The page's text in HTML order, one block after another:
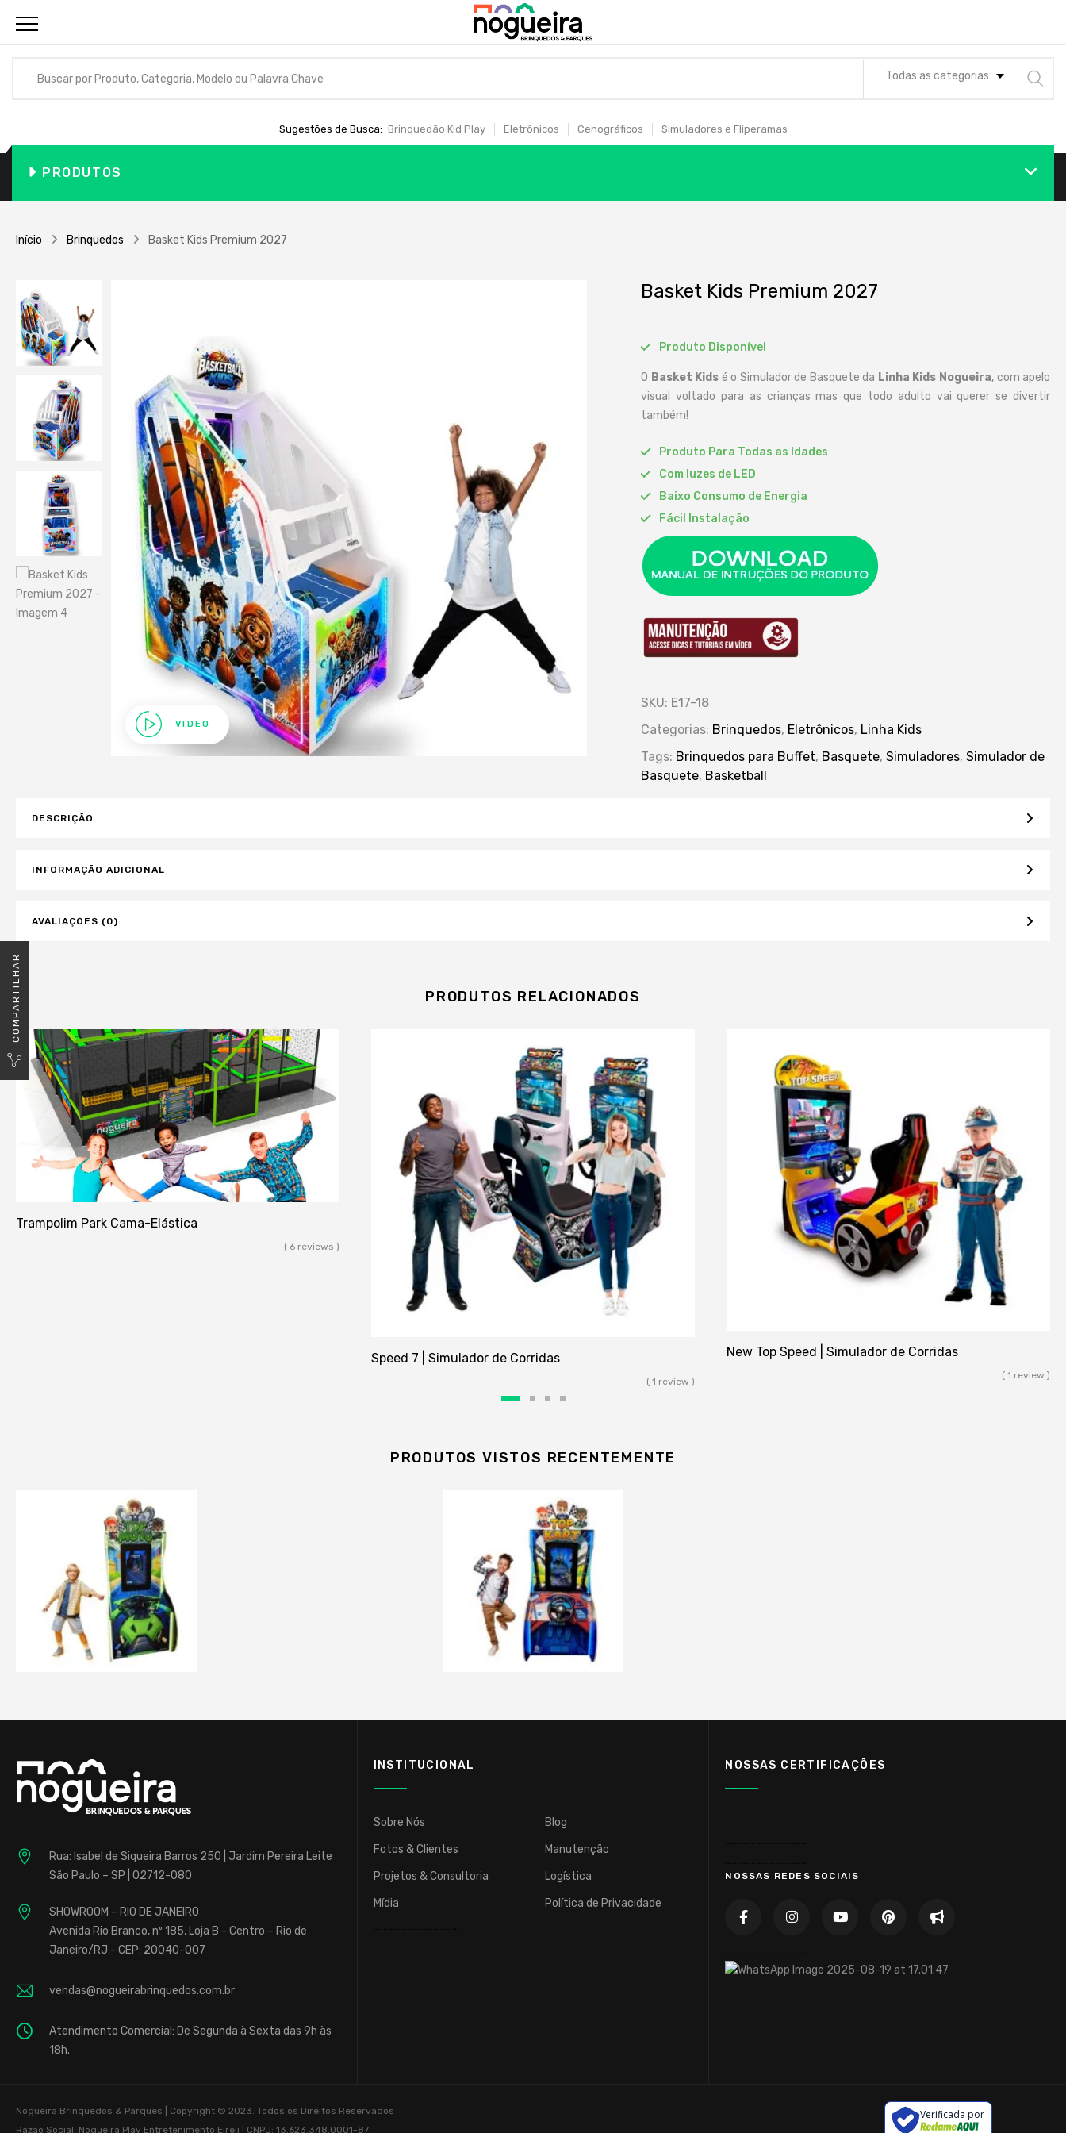
Todas as categorias
Sugestões de Busca: Brinquedão Kid Play Eletrônicos Cenográficos Simuladores e Fliperamas
PRODUTOS
Início Brinquedos Basket Kids Premium 2027
VIDEO
Basket Kids Premium 2027
Produto Disponível
O Basket Kids é o Simulador de Basquete da Linha Kids Nogueira, com apelo
visual voltado para as crianças mas que todo adulto vai querer se divertir
também!
Produto Para Todas as Idades
Com luzes de LED
Baixo Consumo de Energia
Fácil Instalação
COMPARTILHAR
SKU: E17-18
Categorias: Brinquedos, Eletrônicos, Linha Kids
Tags: Brinquedos para Buffet, Basquete,Simuladores,Simulador de
Basquete, Basketball
DESCRIÇÃO
INFORMAÇÃO ADICIONAL
AVALIAÇÕES (0)
PRODUTOS RELACIONADOS
Trampolim Park Cama-Elástica
( 6 reviews )
Speed 7 | Simulador de Corridas
( 1 review )
New Top Speed | Simulador de Corridas
( 1 review )
PRODUTOS VISTOS RECENTEMENTE
Rua: Isabel de Siqueira Barros 250 | Jardim Pereira Leite
São Paulo – SP | 02712-080
SHOWROOM – RIO DE JANEIRO
Avenida Rio Branco, nº 185, Loja B - Centro – Rio de
Janeiro/RJ - CEP: 20040-007
vendas@nogueirabrinquedos.com.br
Atendimento Comercial: De Segunda à Sexta das 9h às
18h.
INSTITUCIONAL
Sobre Nós
Fotos & Clientes
Projetos & Consultoria
Mídia
Blog
Manutenção
Logística
Política de Privacidade
NOSSAS CERTIFICAÇÕES
NOSSAS REDES SOCIAIS
Nogueira Brinquedos & Parques | Copyright © 2023. Todos os Direitos Reservados
Razão Social: Nogueira Play Entretenimento Eireli | CNPJ: 13.623.348.0001-87
Verificada por